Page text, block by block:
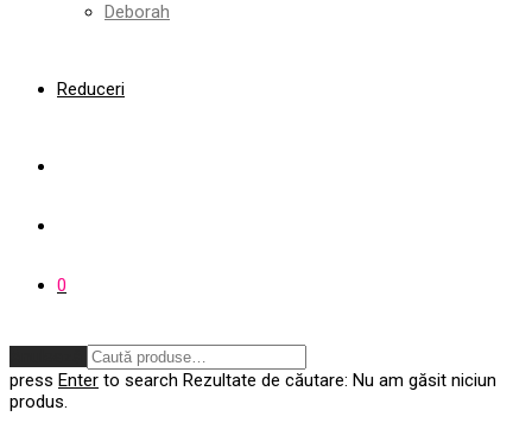
Deborah
Reduceri
0
press Enter to search Rezultate de căutare: Nu am găsit niciun
produs.